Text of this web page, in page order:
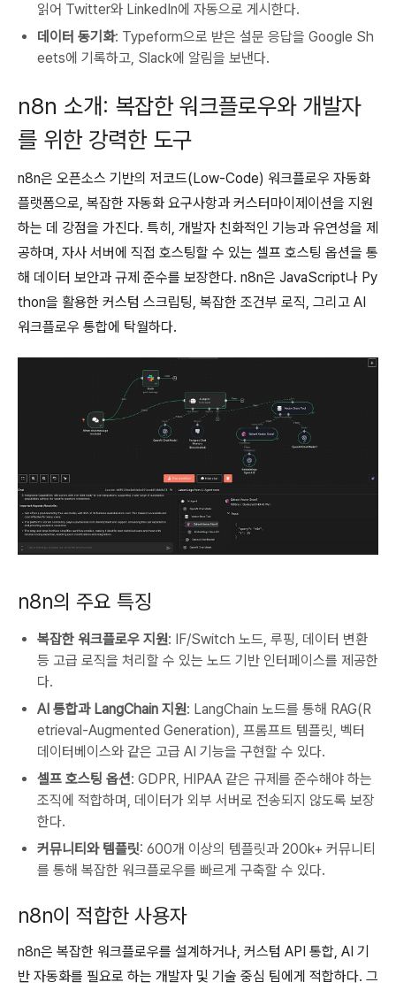
읽어 Twitter와 LinkedIn에 자동으로 게시한다.
데이터 동기화: Typeform으로 받은 설문 응답을 Google Sh
eets에 기록하고, Slack에 알림을 보낸다.
n8n 소개: 복잡한 워크플로우와 개발자
를 위한 강력한 도구
n8n은 오픈소스 기반의 저코드(Low-Code) 워크플로우 자동화
플랫폼으로, 복잡한 자동화 요구사항과 커스터마이제이션을 지원
하는 데 강점을 가진다. 특히, 개발자 친화적인 기능과 유연성을 제
공하며, 자사 서버에 직접 호스팅할 수 있는 셀프 호스팅 옵션을 통
해 데이터 보안과 규제 준수를 보장한다. n8n은 JavaScript나 Py
thon을 활용한 커스텀 스크립팅, 복잡한 조건부 로직, 그리고 AI
워크플로우 통합에 탁월하다.
n8n의 주요 특징
복잡한 워크플로우 지원: IF/Switch 노드, 루핑, 데이터 변환
등 고급 로직을 처리할 수 있는 노드 기반 인터페이스를 제공한
다.
AI 통합과 LangChain 지원: LangChain 노드를 통해 RAG(R
etrieval-Augmented Generation), 프롬프트 템플릿, 벡터
데이터베이스와 같은 고급 AI 기능을 구현할 수 있다.
셀프 호스팅 옵션: GDPR, HIPAA 같은 규제를 준수해야 하는
조직에 적합하며, 데이터가 외부 서버로 전송되지 않도록 보장
한다.
커뮤니티와 템플릿: 600개 이상의 템플릿과 200k+ 커뮤니티
를 통해 복잡한 워크플로우를 빠르게 구축할 수 있다.
n8n이 적합한 사용자
n8n은 복잡한 워크플로우를 설계하거나, 커스텀 API 통합, AI 기
반 자동화를 필요로 하는 개발자 및 기술 중심 팀에게 적합하다. 그